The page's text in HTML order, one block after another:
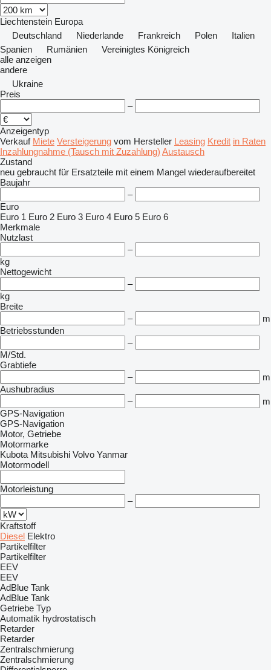
Liechtenstein Europa
Deutschland
Niederlande Frankreich Polen
Italien
Spanien
Rumänien
Vereinigtes Königreich
alle anzeigen
andere
Ukraine
Preis
–
Anzeigentyp
Verkauf Miete Versteigerung vom Hersteller Leasing Kredit in Raten
Inzahlungnahme (Tausch mit Zuzahlung) Austausch
Zustand
neu gebraucht für Ersatzteile mit einem Mangel wiederaufbereitet
Baujahr
–
Euro
Euro 1 Euro 2 Euro 3 Euro 4 Euro 5 Euro 6
Merkmale
Nutzlast
–
kg
Nettogewicht
–
kg
Breite
–
m
Betriebsstunden
–
M/Std.
Grabtiefe
–
m
Aushubradius
–
m
GPS-Navigation
GPS-Navigation
Motor, Getriebe
Motormarke
Kubota Mitsubishi Volvo Yanmar
Motormodell
Motorleistung
–
Kraftstoff
Diesel Elektro
Partikelfilter
Partikelfilter
EEV
EEV
AdBlue Tank
AdBlue Tank
Getriebe Typ
Automatik hydrostatisch
Retarder
Retarder
Zentralschmierung
Zentralschmierung